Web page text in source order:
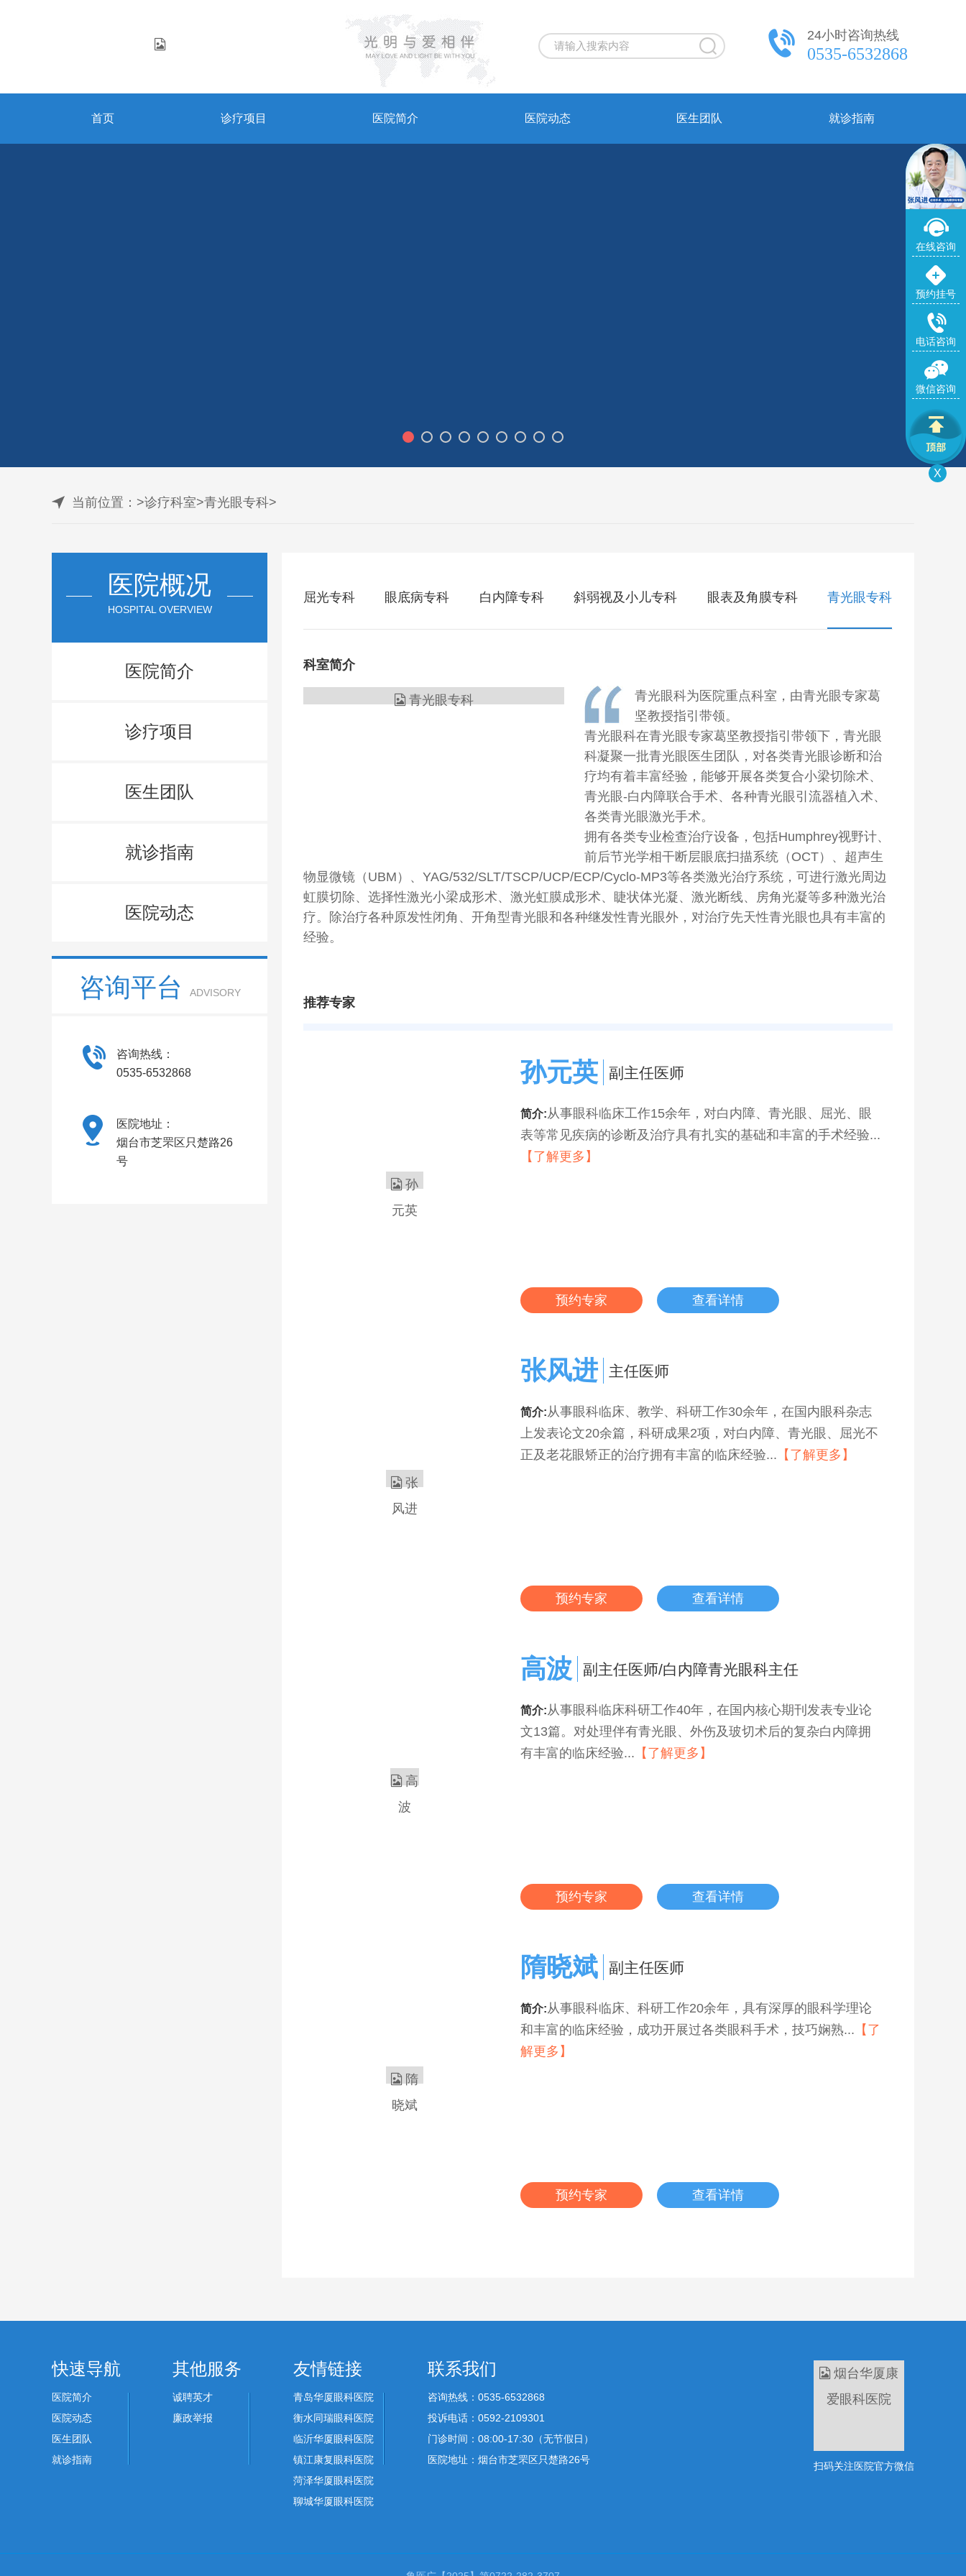
24小时咨询热线
0535-6532868
首页 诊疗项目 医院简介 医院动态 医生团队 就诊指南
当前位置： >诊疗科室>青光眼专科>
医院概况
HOSPITAL OVERVIEW
医院简介
诊疗项目
医生团队
就诊指南
医院动态
咨询平台 ADVISORY
咨询热线：
0535-6532868
医院地址：
烟台市芝罘区只楚路26
号
屈光专科 眼底病专科 白内障专科 斜弱视及小儿专科 眼表及角膜专科 青光眼专科
科室简介
青光眼科为医院重点科室，由青光眼专家葛
坚教授指引带领。
青光眼科在青光眼专家葛坚教授指引带领下，青光眼
科凝聚一批青光眼医生团队，对各类青光眼诊断和治
疗均有着丰富经验，能够开展各类复合小梁切除术、
青光眼-白内障联合手术、各种青光眼引流器植入术、
各类青光眼激光手术。
拥有各类专业检查治疗设备，包括Humphrey视野计、
前后节光学相干断层眼底扫描系统（OCT）、超声生
物显微镜（UBM）、YAG/532/SLT/TSCP/UCP/ECP/Cyclo-MP3等各类激光治疗系统，可进行激光周边
虹膜切除、选择性激光小梁成形术、激光虹膜成形术、睫状体光凝、激光断线、房角光凝等多种激光治
疗。除治疗各种原发性闭角、开角型青光眼和各种继发性青光眼外，对治疗先天性青光眼也具有丰富的
经验。
推荐专家
孙元英 副主任医师
简介:从事眼科临床工作15余年，对白内障、青光眼、屈光、眼
表等常见疾病的诊断及治疗具有扎实的基础和丰富的手术经验...
【了解更多】
预约专家 查看详情
张风进 主任医师
简介:从事眼科临床、教学、科研工作30余年，在国内眼科杂志
上发表论文20余篇，科研成果2项，对白内障、青光眼、屈光不
正及老花眼矫正的治疗拥有丰富的临床经验... 【了解更多】
预约专家 查看详情
高波 副主任医师/白内障青光眼科主任
简介:从事眼科临床科研工作40年，在国内核心期刊发表专业论
文13篇。对处理伴有青光眼、外伤及玻切术后的复杂白内障拥
有丰富的临床经验... 【了解更多】
预约专家 查看详情
隋晓斌 副主任医师
简介:从事眼科临床、科研工作20余年，具有深厚的眼科学理论
和丰富的临床经验，成功开展过各类眼科手术，技巧娴熟... 【了
解更多】
预约专家 查看详情
快速导航
医院简介
医院动态
医生团队
就诊指南
其他服务
诚聘英才
廉政举报
友情链接
青岛华厦眼科医院
衡水同瑞眼科医院
临沂华厦眼科医院
镇江康复眼科医院
菏泽华厦眼科医院
聊城华厦眼科医院
联系我们
咨询热线：0535-6532868
投诉电话：0592-2109301
门诊时间：08:00-17:30（无节假日）
医院地址：烟台市芝罘区只楚路26号
扫码关注医院官方微信
X
在线咨询
预约挂号
电话咨询
微信咨询